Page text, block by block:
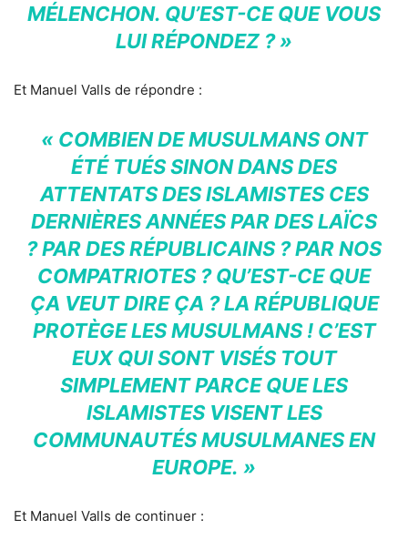
MÉLENCHON. QU’EST-CE QUE VOUS
LUI RÉPONDEZ ? »
Et Manuel Valls de répondre :
« COMBIEN DE MUSULMANS ONT
ÉTÉ TUÉS SINON DANS DES
ATTENTATS DES ISLAMISTES CES
DERNIÈRES ANNÉES PAR DES LAÏCS
? PAR DES RÉPUBLICAINS ? PAR NOS
COMPATRIOTES ? QU’EST-CE QUE
ÇA VEUT DIRE ÇA ? LA RÉPUBLIQUE
PROTÈGE LES MUSULMANS ! C’EST
EUX QUI SONT VISÉS TOUT
SIMPLEMENT PARCE QUE LES
ISLAMISTES VISENT LES
COMMUNAUTÉS MUSULMANES EN
EUROPE. »
Et Manuel Valls de continuer :